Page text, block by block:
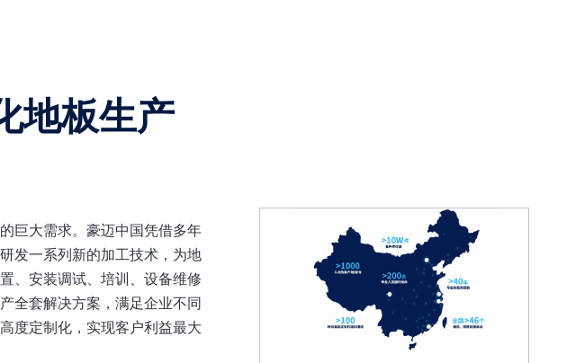
地板生产
巨大需求。豪迈中国凭借多年
发一系列新的加工技术，为地
、安装调试、培训、设备维修
全套解决方案，满足企业不同
度定制化，实现客户利益最大